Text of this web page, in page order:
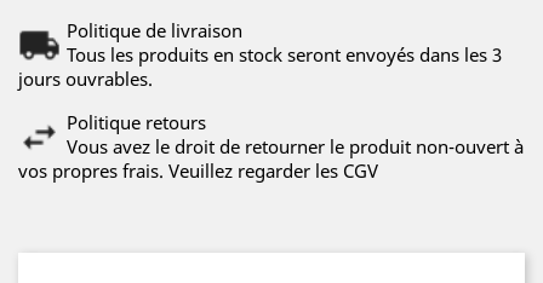
Politique de livraison
Tous les produits en stock seront envoyés dans les 3
jours ouvrables.
Politique retours
Vous avez le droit de retourner le produit non-ouvert à
vos propres frais. Veuillez regarder les CGV